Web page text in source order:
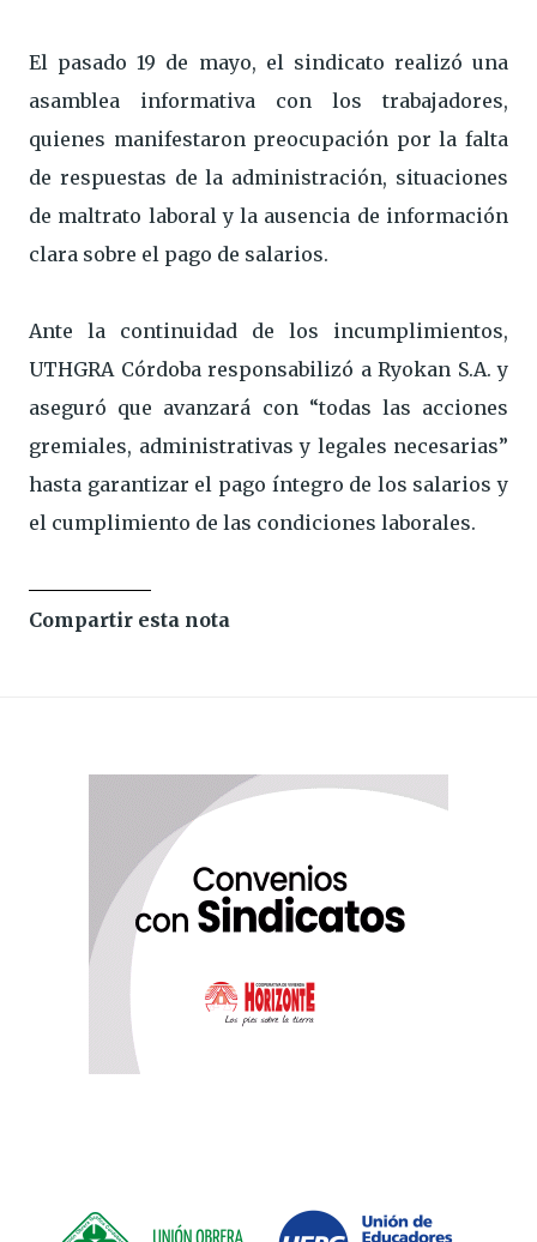
El pasado 19 de mayo, el sindicato realizó una
asamblea informativa con los trabajadores,
quienes manifestaron preocupación por la falta
de respuestas de la administración, situaciones
de maltrato laboral y la ausencia de información
clara sobre el pago de salarios.
Ante la continuidad de los incumplimientos,
UTHGRA Córdoba responsabilizó a Ryokan S.A. y
aseguró que avanzará con “todas las acciones
gremiales, administrativas y legales necesarias”
hasta garantizar el pago íntegro de los salarios y
el cumplimiento de las condiciones laborales.
Compartir esta nota